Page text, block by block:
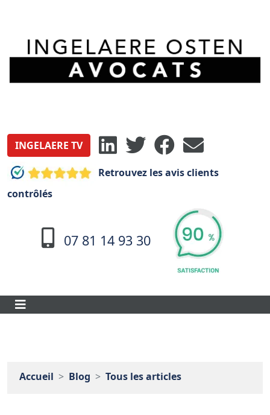
INGELAERE TV
Retrouvez les avis clients
contrôlés
07 81 14 93 30
Accueil Blog Tous les articles